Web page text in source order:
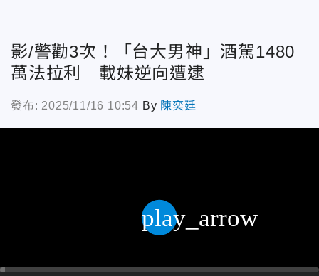
影/警勸3次！「台大男神」酒駕1480
萬法拉利 載妹逆向遭逮
發布: 2025/11/16 10:54 By 陳奕廷
play_arrow